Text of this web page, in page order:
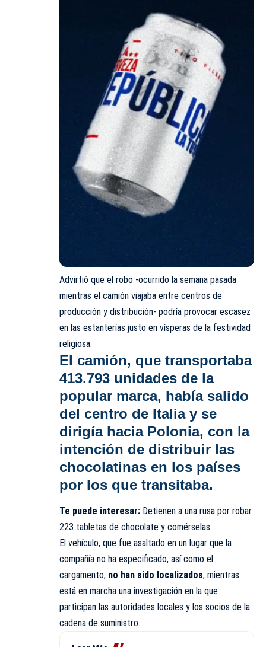
Advirtió que el robo -ocurrido la semana pasada
mientras el camión viajaba entre centros de
producción y distribución- podría provocar escasez
en las estanterías justo en vísperas de la festividad
religiosa.
El camión, que transportaba
413.793 unidades de la
popular marca, había salido
del centro de Italia y se
dirigía hacia Polonia, con la
intención de distribuir las
chocolatinas en los países
por los que transitaba.
Te puede interesar: Detienen a una rusa por robar
223 tabletas de chocolate y comérselas
El vehículo, que fue asaltado en un lugar que la
compañía no ha especificado, así como el
cargamento, no han sido localizados, mientras
está en marcha una investigación en la que
participan las autoridades locales y los socios de la
cadena de suministro.